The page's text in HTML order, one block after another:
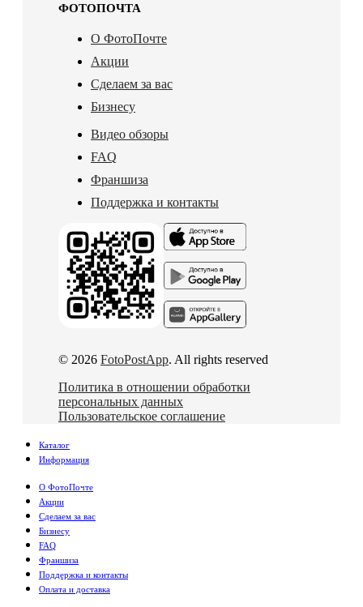
ФОТОПОЧТА
О ФотоПочте
Акции
Сделаем за вас
Бизнесу
Видео обзоры
FAQ
Франшиза
Поддержка и контакты
© 2026 FotoPostApp. All rights reserved
Политика в отношении обработки
персональных данных
Пользовательское соглашение
Каталог
Информация
О ФотоПочте
Акции
Сделаем за вас
Бизнесу
FAQ
Франшиза
Поддержка и контакты
Оплата и доставка